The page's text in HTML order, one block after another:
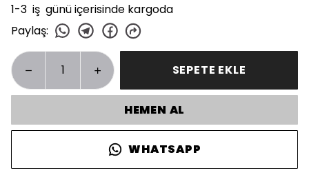
1-3 iş günü içerisinde kargoda
Paylaş:
SEPETE EKLE
HEMEN AL
WHATSAPP